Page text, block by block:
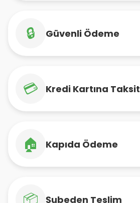
🔒 Güvenli Ödeme
💳 Kredi Kartına Taksit
🏠 Kapıda Ödeme
Şubeden Teslim